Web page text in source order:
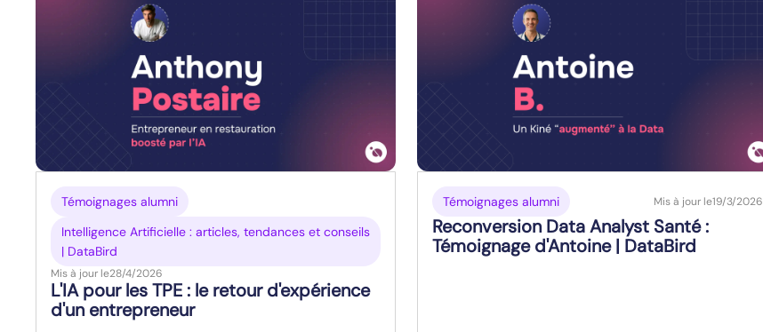
Témoignages alumni
Intelligence Artificielle : articles, tendances et conseils
| DataBird
Mis à jour le28/4/2026
L'IA pour les TPE : le retour d'expérience
d'un entrepreneur
Témoignages alumni Mis à jour le19/3/2026
Reconversion Data Analyst Santé :
Témoignage d'Antoine | DataBird